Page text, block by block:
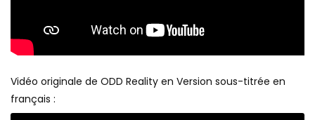
Vidéo originale de ODD Reality en Version sous-titrée en
français :